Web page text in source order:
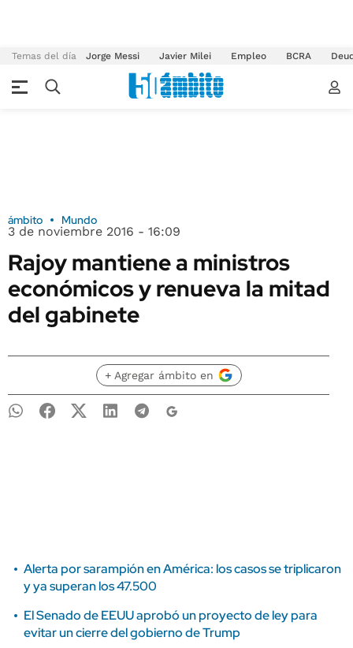
Temas del día Jorge Messi Javier Milei Empleo BCRA
ámbito Mundo
3 de noviembre 2016 - 16:09
Rajoy mantiene a ministros
económicos y renueva la mitad
del gabinete
+ Agregar ámbito en
Alerta por sarampión en América: los casos se triplicaron
y ya superan los 47.500
El Senado de EEUU aprobó un proyecto de ley para
evitar un cierre del gobierno de Trump